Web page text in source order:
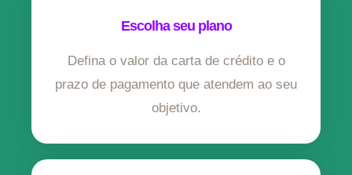
Escolha seu plano
Defina o valor da carta de crédito e o
prazo de pagamento que atendem ao seu
objetivo.